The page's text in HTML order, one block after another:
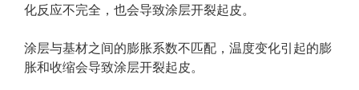
化反应不完全，也会导致涂层开裂起皮。
涂层与基材之间的膨胀系数不匹配，温度变化引起的膨
胀和收缩会导致涂层开裂起皮。